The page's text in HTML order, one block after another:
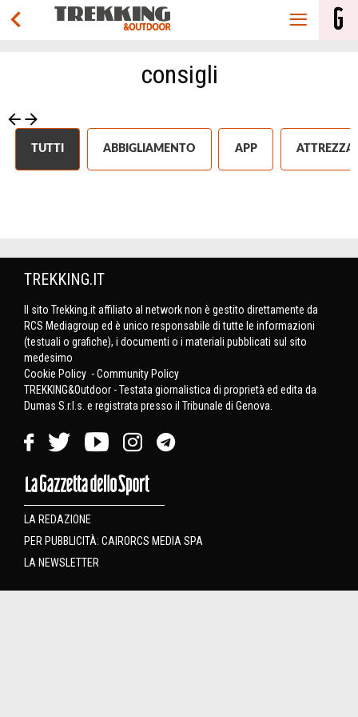
consigli
TUTTI ABBIGLIAMENTO APP
TREKKING.IT
Il sito Trekking.it affiliato al network non è gestito direttamente da
RCS Mediagroup ed è unico responsabile di tutte le informazioni
(testuali o grafiche), i documenti o i materiali pubblicati sul sito
medesimo
Cookie Policy -Community Policy
TREKKING&Outdoor - Testata giornalistica di proprietà ed edita da
Dumas S.r.l.s. e registrata presso il Tribunale di Genova.
LA REDAZIONE
PER PUBBLICITÀ: CAIRORCS MEDIA SPA
LA NEWSLETTER